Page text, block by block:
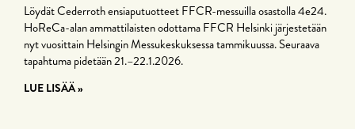
Löydät Cederroth ensiaputuotteet FFCR-messuilla osastolla 4e24.
HoReCa-alan ammattilaisten odottama FFCR Helsinki järjestetään
nyt vuosittain Helsingin Messukeskuksessa tammikuussa. Seuraava
tapahtuma pidetään 21.–22.1.2026.
LUE LISÄÄ »